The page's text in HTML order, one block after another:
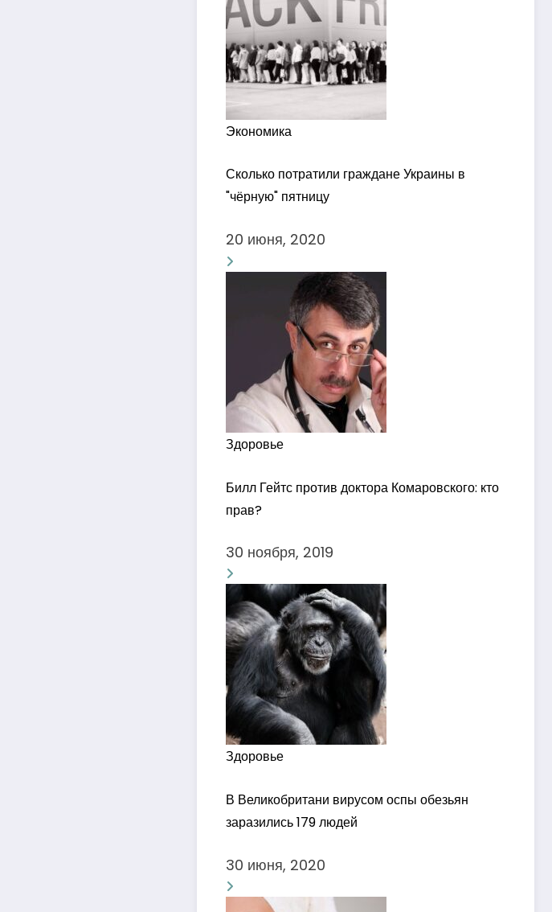
Экономика
Сколько потратили граждане Украины в
"чёрную" пятницу
20 июня, 2020
Здоровье
Билл Гейтс против доктора Комаровского: кто
прав?
30 ноября, 2019
Здоровье
В Великобритани вирусом оспы обезьян
заразились 179 людей
30 июня, 2020